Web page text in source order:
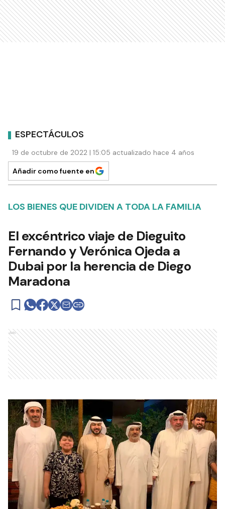
ESPECTÁCULOS
19 de octubre de 2022 | 15:05 actualizado hace 4 años
Añadir como fuente en
LOS BIENES QUE DIVIDEN A TODA LA FAMILIA
El excéntrico viaje de Dieguito
Fernando y Verónica Ojeda a
Dubai por la herencia de Diego
Maradona
Ads